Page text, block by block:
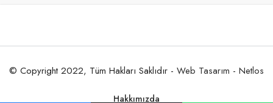
© Copyright 2022, Tüm Hakları Saklıdır - Web Tasarım - Netlos
Hakkımızda